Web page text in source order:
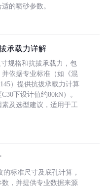
的喷砂参数。
承载力详解
规格和抗拔承载力，包
依据专业标准（如《混
）提供抗拔承载力计算
下设计值约80kN）。
及选型建议，适用于工
标准尺寸及底孔计算，
，并提供专业数据来源